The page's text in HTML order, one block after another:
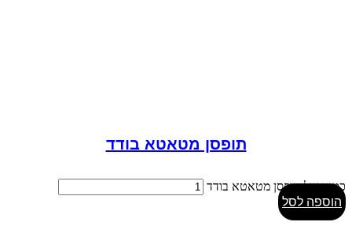
תופסן מטאטא בודד
כמות של תופסן מטאטא בודד
הוספה לסל